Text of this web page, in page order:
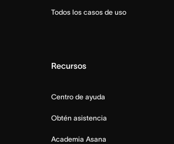
Todos los casos de uso
Recursos
Centro de ayuda
Obtén asistencia
Academia Asana